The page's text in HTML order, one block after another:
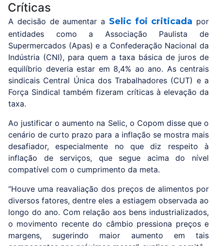
Críticas
A decisão de aumentar a Selic foi criticada por
entidades como a Associação Paulista de
Supermercados (Apas) e a Confederação Nacional da
Indústria (CNI), para quem a taxa básica de juros de
equilíbrio deveria estar em 8,4% ao ano. As centrais
sindicais Central Única dos Trabalhadores (CUT) e a
Força Sindical também fizeram críticas à elevação da
taxa.
Ao justificar o aumento na Selic, o Copom disse que o
cenário de curto prazo para a inflação se mostra mais
desafiador, especialmente no que diz respeito à
inflação de serviços, que segue acima do nível
compatível com o cumprimento da meta.
“Houve uma reavaliação dos preços de alimentos por
diversos fatores, dentre eles a estiagem observada ao
longo do ano. Com relação aos bens industrializados,
o movimento recente do câmbio pressiona preços e
margens, sugerindo maior aumento em tais